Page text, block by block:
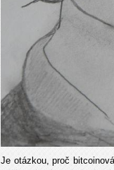
Je otázkou, proč